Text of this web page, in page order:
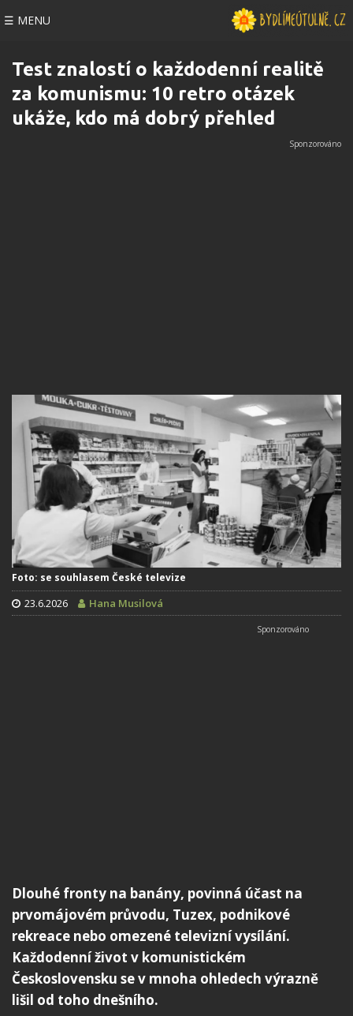
☰ MENU
Test znalostí o každodenní realitě
za komunismu: 10 retro otázek
ukáže, kdo má dobrý přehled
Foto: se souhlasem České televize
23.6.2026 Hana Musilová
Dlouhé fronty na banány, povinná účast na
prvomájovém průvodu, Tuzex, podnikové
rekreace nebo omezené televizní vysílání.
Každodenní život v komunistickém
Československu se v mnoha ohledech výrazně
lišil od toho dnešního.